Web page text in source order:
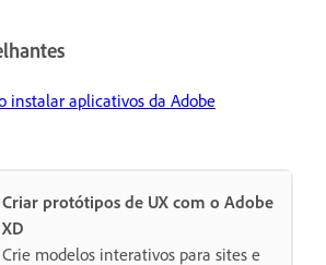
instalar aplicativos da Adobe
Criar protótipos de UX com o Adobe
XD
Crie modelos interativos para sites e